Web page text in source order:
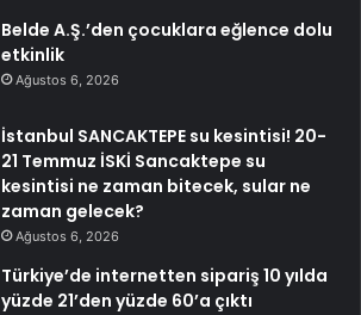
Belde A.Ş.’den çocuklara eğlence dolu
etkinlik
Ağustos 6, 2026
İstanbul SANCAKTEPE su kesintisi! 20-
21 Temmuz İSKİ Sancaktepe su
kesintisi ne zaman bitecek, sular ne
zaman gelecek?
Ağustos 6, 2026
Türkiye’de internetten sipariş 10 yılda
yüzde 21’den yüzde 60’a çıktı